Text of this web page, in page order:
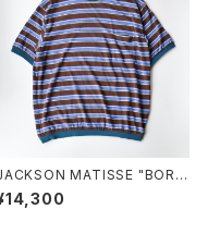
MATISSE "BORD
Tee"